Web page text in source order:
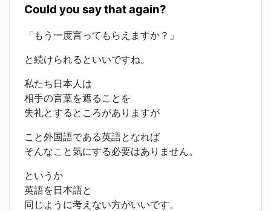
Could you say that again?
「もう一度言ってもらえますか？」
と続けられるといいですね。
私たち日本人は
相手の言葉を遮ることを
失礼とするところがありますが
こと外国語である英語となれば
そんなこと気にする必要はありません。
というか
英語を日本語と
同じように考えない方がいいです。